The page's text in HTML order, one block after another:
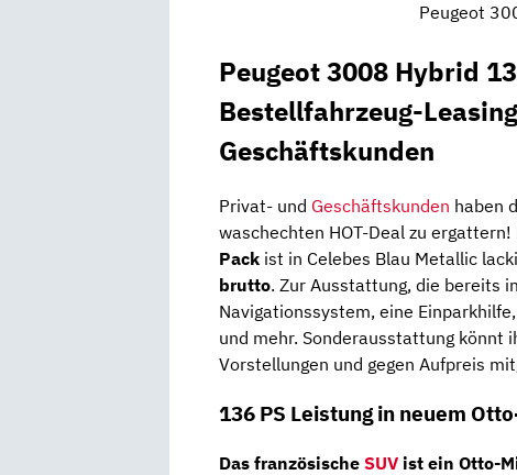
Peugeot
Peugeot 3008 Hybrid
Bestellfahrzeug-
Geschäftskunden
Privat- und Geschäftskunden haben
waschechten HOT-Deal zu ergattern!
Pack ist in Celebes Blau Metallic
brutto. Zur Ausstattung, die bereits
Navigationssystem, eine
und mehr. Sonderausstattung könnt
Vorstellungen und gegen Aufpreis
136 PS Leistung in neuem
Das französische SUV ist ein Otto-